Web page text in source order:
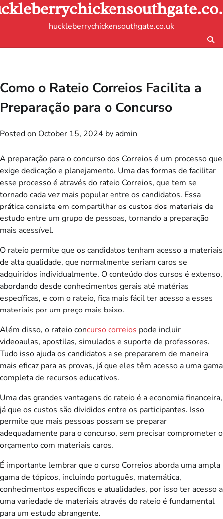
Skip
to
huckleberrychickensouthgate.co.uk
Como o Rateio Correios Facilita a
Preparação para o Concurso
Posted on October 15, 2024 by admin
A preparação para o concurso dos Correios é um processo que
exige dedicação e planejamento. Uma das formas de facilitar
esse processo é através do rateio Correios, que tem se
tornado cada vez mais popular entre os candidatos. Essa
prática consiste em compartilhar os custos dos materiais de
estudo entre um grupo de pessoas, tornando a preparação
mais acessível.
O rateio permite que os candidatos tenham acesso a materiais
de alta qualidade, que normalmente seriam caros se
adquiridos individualmente. O conteúdo dos cursos é extenso,
abordando desde conhecimentos gerais até matérias
específicas, e com o rateio, fica mais fácil ter acesso a esses
materiais por um preço mais baixo.
Além disso, o rateio concurso correios pode incluir
videoaulas, apostilas, simulados e suporte de professores.
Tudo isso ajuda os candidatos a se prepararem de maneira
mais eficaz para as provas, já que eles têm acesso a uma gama
completa de recursos educativos.
Uma das grandes vantagens do rateio é a economia financeira,
já que os custos são divididos entre os participantes. Isso
permite que mais pessoas possam se preparar
adequadamente para o concurso, sem precisar comprometer o
orçamento com materiais caros.
É importante lembrar que o curso Correios aborda uma ampla
gama de tópicos, incluindo português, matemática,
conhecimentos específicos e atualidades, por isso ter acesso a
uma variedade de materiais através do rateio é fundamental
para um estudo abrangente.